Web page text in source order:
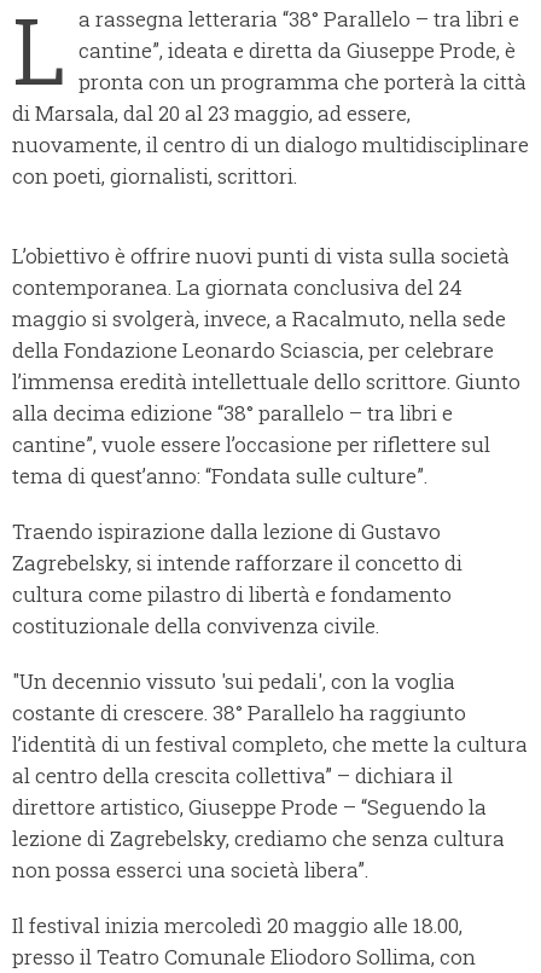
L a rassegna letteraria “38° Parallelo – tra libri e
cantine”, ideata e diretta da Giuseppe Prode, è
pronta con un programma che porterà la città
di Marsala, dal 20 al 23 maggio, ad essere,
nuovamente, il centro di un dialogo multidisciplinare
con poeti, giornalisti, scrittori.
L’obiettivo è offrire nuovi punti di vista sulla società
contemporanea. La giornata conclusiva del 24
maggio si svolgerà, invece, a Racalmuto, nella sede
della Fondazione Leonardo Sciascia, per celebrare
l’immensa eredità intellettuale dello scrittore. Giunto
alla decima edizione “38° parallelo – tra libri e
cantine”, vuole essere l’occasione per riflettere sul
tema di quest’anno: “Fondata sulle culture”.
Traendo ispirazione dalla lezione di Gustavo
Zagrebelsky, si intende rafforzare il concetto di
cultura come pilastro di libertà e fondamento
costituzionale della convivenza civile.
"Un decennio vissuto 'sui pedali', con la voglia
costante di crescere. 38° Parallelo ha raggiunto
l’identità di un festival completo, che mette la cultura
al centro della crescita collettiva” – dichiara il
direttore artistico, Giuseppe Prode – “Seguendo la
lezione di Zagrebelsky, crediamo che senza cultura
non possa esserci una società libera”.
Il festival inizia mercoledì 20 maggio alle 18.00,
presso il Teatro Comunale Eliodoro Sollima, con